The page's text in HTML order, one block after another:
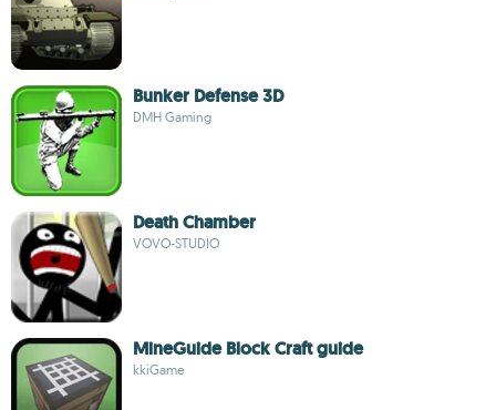
Bunker Defense 3D
DMH Gaming
Death Chamber
VOVO-STUDIO
MineGuide Block Craft guide
kkiGame